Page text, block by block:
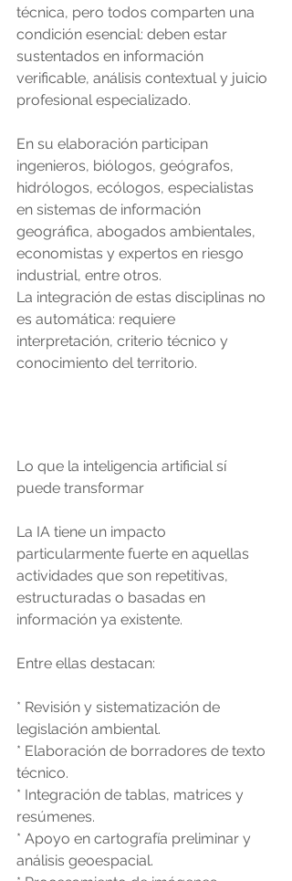
técnica, pero todos comparten una
condición esencial: deben estar
sustentados en información
verificable, análisis contextual y juicio
profesional especializado.
En su elaboración participan
ingenieros, biólogos, geógrafos,
hidrólogos, ecólogos, especialistas
en sistemas de información
geográfica, abogados ambientales,
economistas y expertos en riesgo
industrial, entre otros.
La integración de estas disciplinas no
es automática: requiere
interpretación, criterio técnico y
conocimiento del territorio.
Lo que la inteligencia artificial sí
puede transformar
La IA tiene un impacto
particularmente fuerte en aquellas
actividades que son repetitivas,
estructuradas o basadas en
información ya existente.
Entre ellas destacan:
* Revisión y sistematización de
legislación ambiental.
* Elaboración de borradores de texto
técnico.
* Integración de tablas, matrices y
resúmenes.
* Apoyo en cartografía preliminar y
análisis geoespacial.